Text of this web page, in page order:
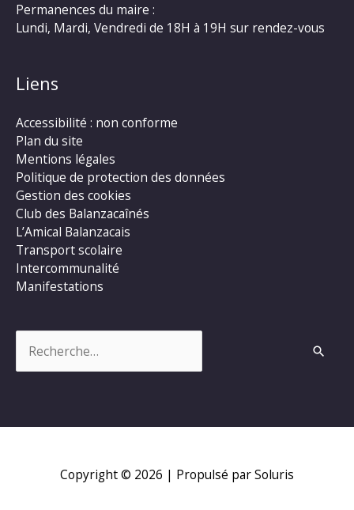
Permanences du maire :
Lundi, Mardi, Vendredi de 18H à 19H sur rendez-vous
Liens
Accessibilité : non conforme
Plan du site
Mentions légales
Politique de protection des données
Gestion des cookies
Club des Balanzacaînés
L’Amical Balanzacais
Transport scolaire
Intercommunalité
Manifestations
Copyright © 2026 | Propulsé par Soluris